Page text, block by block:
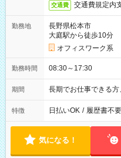
交通費 交通費規定内
勤務地
長野県松本市
大庭駅から徒歩10分
オフィスワーク系
勤務時間 08:30～17:30
期間 長期でお仕事できる方
特徴 日払いOK / 履歴書不要
気になる！